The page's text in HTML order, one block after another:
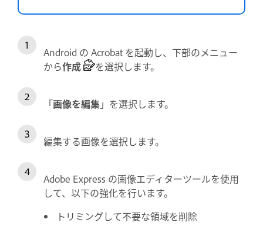
Android の Acrobat を起動し、下部のメニュー
から作成 を選択します。
「画像を編集」を選択します。
編集する画像を選択します。
Adobe Express の画像エディターツールを使用
して、以下の強化を行います。
トリミングして不要な領域を削除